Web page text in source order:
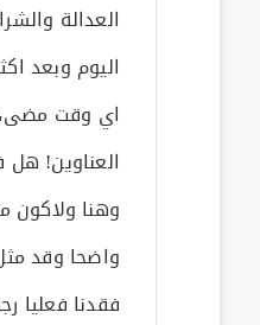
العدالة
اليوم وبعد
اي وقت
العناوين!
وهنا ولاكون
واضحا وقد
فقدنا فعليا